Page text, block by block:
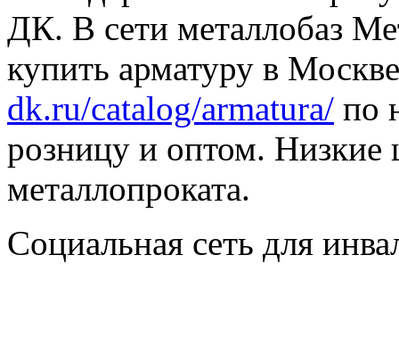
ДК. В сети металлобаз
купить арматуру в
dk.ru/catalog/armatura/ по
розницу и оптом. Низкие
металлопроката.
Социальная сеть для